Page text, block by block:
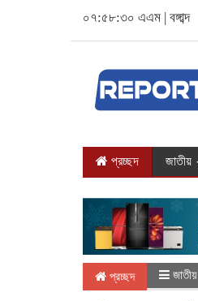
০৭:৫৮:৩১ এএম| বঙ্গাব্দ
প্রচ্ছদ জাতীয়
প্রচ্ছদ জাতীয়